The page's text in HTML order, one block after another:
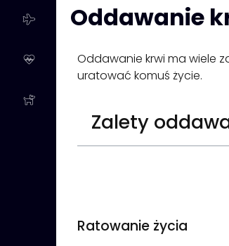
Oddawanie
Oddawanie krwi ma wiele
uratować komuś życie.
Zalety
Ratowanie życia